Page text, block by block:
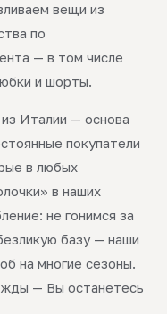
вещи из
по
— в том числе
и шорты.
Италии — основа
покупатели
в любых
в наших
не гонимся за
базу — наши
на многие сезоны.
— Вы останетесь